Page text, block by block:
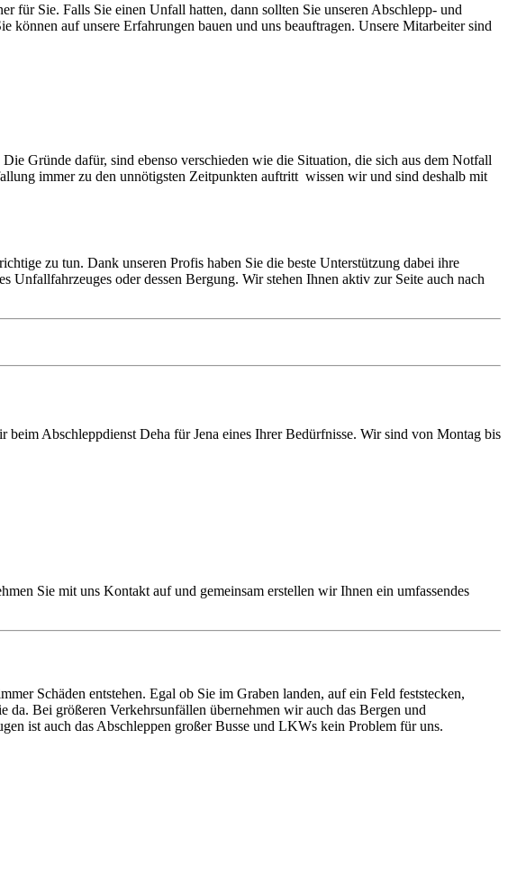
für Sie. Falls Sie einen Unfall hatten, dann sollten Sie unseren Abschlepp- und
können auf unsere Erfahrungen bauen und uns beauftragen. Unsere Mitarbeiter sind
Gründe dafür, sind ebenso verschieden wie die Situation, die sich aus dem Notfall
immer zu den unnötigsten Zeitpunkten auftritt wissen wir und sind deshalb mit
zu tun. Dank unseren Profis haben Sie die beste Unterstützung dabei ihre
oder dessen Bergung. Wir stehen Ihnen aktiv zur Seite auch nach
Abschleppdienst Deha für Jena eines Ihrer Bedürfnisse. Wir sind von Montag bis
Sie mit uns Kontakt auf und gemeinsam erstellen wir Ihnen ein umfassendes
Schäden entstehen. Egal ob Sie im Graben landen, auf ein Feld feststecken,
da. Bei größeren Verkehrsunfällen übernehmen wir auch das Bergen und
ist auch das Abschleppen großer Busse und LKWs kein Problem für uns.